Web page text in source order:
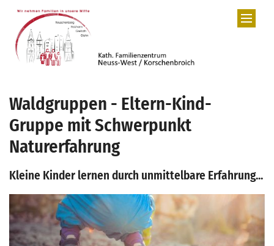
Zum Inhalt springen
Waldgruppen - Eltern-Kind-
Gruppe mit Schwerpunkt
Naturerfahrung
Kleine Kinder lernen durch unmittelbare Erfahrung...